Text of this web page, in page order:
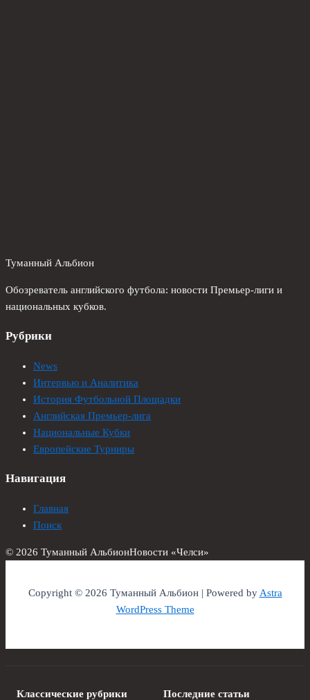
Туманный Альбион
Обозреватель английского футбола: новости Премьер-лиги и
национальных кубков.
Рубрики
News
Интервью и Аналитика
История Футбольной Площадки
Английская Премьер-лига
Национальные Кубки
Европейские Турниры
Навигация
Главная
Поиск
© 2026 Туманный АльбионНовости «Челси»
Copyright © 2026 Туманный Альбион | Powered byAstra
WordPress Theme
Классические рубрики Последние статьи